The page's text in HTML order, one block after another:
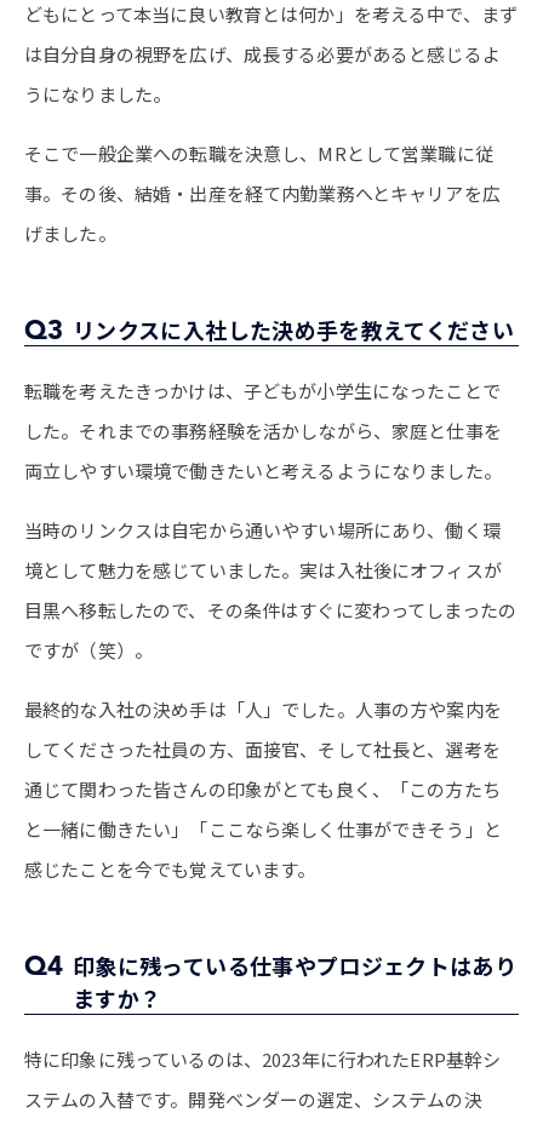
どもにとって本当に良い教育とは何か」を考える中で、まず
は自分自身の視野を広げ、成長する必要があると感じるよ
うになりました。
そこで一般企業への転職を決意し、MRとして営業職に従
事。その後、結婚・出産を経て内勤業務へとキャリアを広
げました。
Q3 リンクスに入社した決め手を教えてください
転職を考えたきっかけは、子どもが小学生になったことで
した。それまでの事務経験を活かしながら、家庭と仕事を
両立しやすい環境で働きたいと考えるようになりました。
当時のリンクスは自宅から通いやすい場所にあり、働く環
境として魅力を感じていました。実は入社後にオフィスが
目黒へ移転したので、その条件はすぐに変わってしまったの
ですが（笑）。
最終的な入社の決め手は「人」でした。人事の方や案内を
してくださった社員の方、面接官、そして社長と、選考を
通じて関わった皆さんの印象がとても良く、「この方たち
と一緒に働きたい」「ここなら楽しく仕事ができそう」と
感じたことを今でも覚えています。
Q4 印象に残っている仕事やプロジェクトはあり
ますか？
特に印象に残っているのは、2023年に行われたERP基幹シ
ステムの入替です。開発ベンダーの選定、システムの決